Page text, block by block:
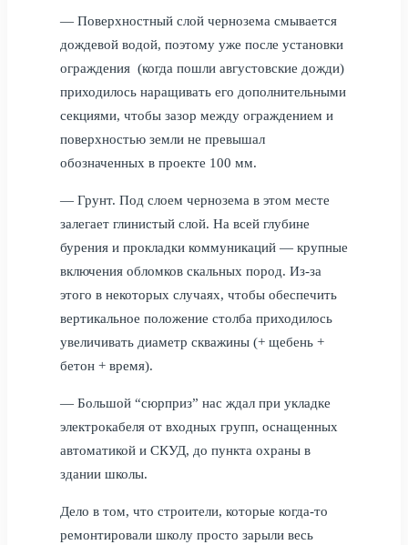
— Поверхностный слой чернозема смывается
дождевой водой, поэтому уже после установки
ограждения (когда пошли августовские дожди)
приходилось наращивать его дополнительными
секциями, чтобы зазор между ограждением и
поверхностью земли не превышал
обозначенных в проекте 100 мм.
— Грунт. Под слоем чернозема в этом месте
залегает глинистый слой. На всей глубине
бурения и прокладки коммуникаций — крупные
включения обломков скальных пород. Из-за
этого в некоторых случаях, чтобы обеспечить
вертикальное положение столба приходилось
увеличивать диаметр скважины (+ щебень +
бетон + время).
— Большой “сюрприз” нас ждал при укладке
электрокабеля от входных групп, оснащенных
автоматикой и СКУД, до пункта охраны в
здании школы.
Дело в том, что строители, которые когда-то
ремонтировали школу просто зарыли весь